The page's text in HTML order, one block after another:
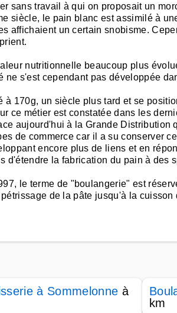
sans travail à qui on proposait un
siècle, le pain blanc est assimilé à
affichaient un certain snobisme.
nutritionnelle beaucoup plus
s'est cependant pas développée
170g, un siècle plus tard et se
ce métier est constatée dans les
aujourd'hui à la Grande Distribution
de commerce car il a su conserver
encore plus de liens et en
d'étendre la fabrication du pain à des
le terme de "boulangerie" est
de la pâte jusqu'à la cuisson
à Sommelonne à
km